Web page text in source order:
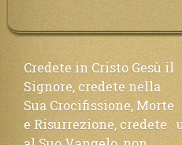
Navigazione
articoli
Credete in Cristo Gesù il
Signore, credete nella
Sua Crocifissione, Morte
e Risurrezione, credete